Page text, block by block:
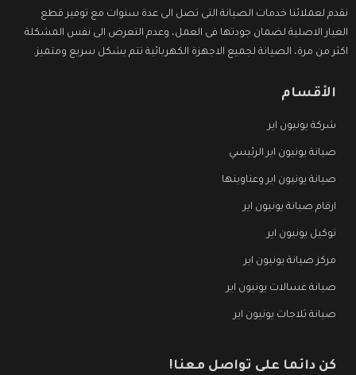
نقدم لعملائنا خدمات الصيانة التى تصل الى عدة سنوات مع توفير قطع
الغيار الاصلية لضمان جودتها فى العمل، وعدم التعرض الى نفس المشكلة
اكثر من مرة، الصيانة لجميع الاجهزة الكهربائية تتم بشكل سريع ومتميز.
الأقسام
شركة يونيون اير
صيانة يونيون اير الرئيسي
صيانة يونيون اير وعناوينها
ارقام صيانة يونيون اير
توكيل يونيون اير
مركز صيانة يونيون اير
صيانة غسالات يونيون اير
صيانة ثلاجات يونيون اير
كن دائما على تواصل معنا!